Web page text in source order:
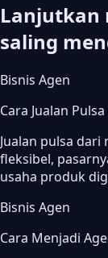
Lanjutkan
saling
Bisnis Agen
Cara Jualan
Jualan pulsa
fleksibel,
usaha produk
Bisnis Agen
Cara Menjadi